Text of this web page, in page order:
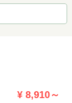
¥ 8,910～